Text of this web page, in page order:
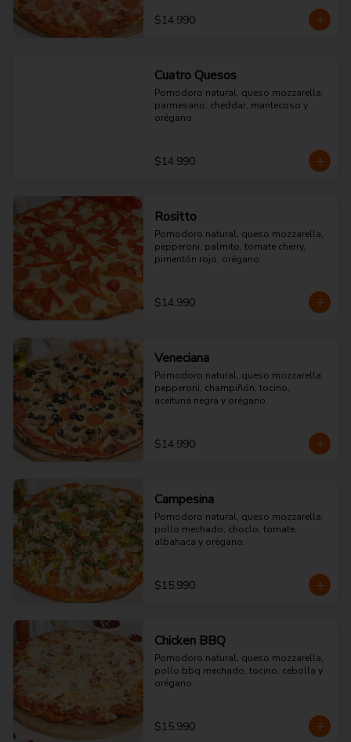
$14.990
Cuatro Quesos
Pomodoro natural, queso mozzarella,
parmesano, cheddar, mantecoso y
orégano.
$14.990
Rositto
Pomodoro natural, queso mozzarella,
pepperoni, palmito, tomate cherry,
pimentón rojo, orégano.
$14.990
Veneciana
Pomodoro natural, queso mozzarella,
pepperoni, champiñón, tocino,
aceituna negra y orégano.
$14.990
Campesina
Pomodoro natural, queso mozzarella,
pollo mechado, choclo, tomate,
albahaca y orégano.
$15.990
Chicken BBQ
Pomodoro natural, queso mozzarella,
pollo bbq mechado, tocino, cebolla y
orégano.
$15.990